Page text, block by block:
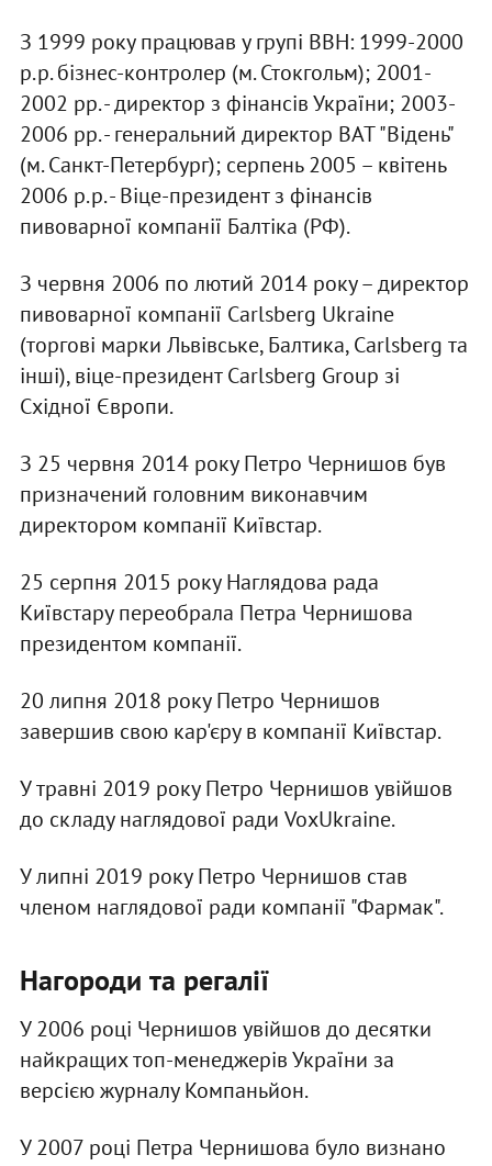
З 1999 року працював у групі BBH: 1999-2000
р.р. бізнес-контролер (м. Стокгольм); 2001-
2002 рр. - директор з фінансів України; 2003-
2006 рр. - генеральний директор ВАТ "Відень"
(м. Санкт-Петербург); серпень 2005 – квітень
2006 р.р. - Віце-президент з фінансів
пивоварної компанії Балтіка (РФ).
З червня 2006 по лютий 2014 року – директор
пивоварної компанії Carlsberg Ukraine
(торгові марки Львівське, Балтика, Carlsberg та
інші), віце-президент Carlsberg Group зі
Східної Європи.
З 25 червня 2014 року Петро Чернишов був
призначений головним виконавчим
директором компанії Київстар.
25 серпня 2015 року Наглядова рада
Київстару переобрала Петра Чернишова
президентом компанії.
20 липня 2018 року Петро Чернишов
завершив свою кар'єру в компанії Київстар.
У травні 2019 року Петро Чернишов увійшов
до складу наглядової ради VoxUkraine.
У липні 2019 року Петро Чернишов став
членом наглядової ради компанії "Фармак".
Нагороди та регалії
У 2006 році Чернишов увійшов до десятки
найкращих топ-менеджерів України за
версією журналу Компаньйон.
У 2007 році Петра Чернишова було визнано